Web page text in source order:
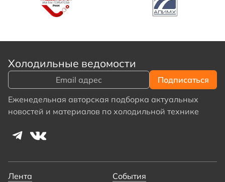
Холодильные ведомости
Еженедельная авторская подборка актуальных
новостей и материалов по холодильной технике
Лента События